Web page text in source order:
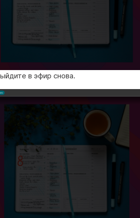
в эфир снова.